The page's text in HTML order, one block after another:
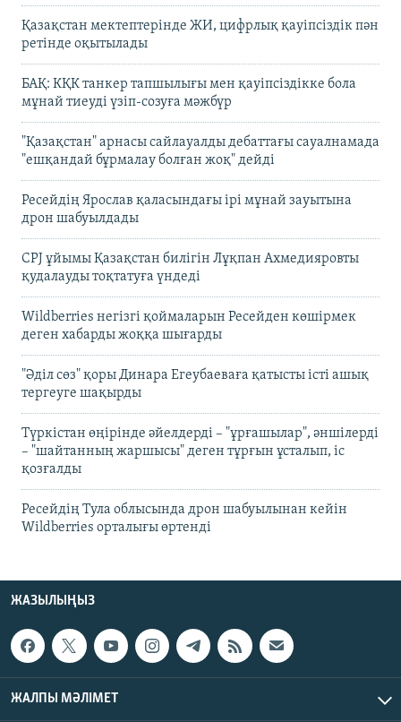
Қазақстан мектептерінде ЖИ, цифрлық қауіпсіздік пән
ретінде оқытылады
БАҚ: КҚК танкер тапшылығы мен қауіпсіздікке бола
мұнай тиеуді үзіп-созуға мәжбүр
"Қазақстан" арнасы сайлауалды дебаттағы сауалнамада
"ешқандай бұрмалау болған жоқ" дейді
Ресейдің Ярослав қаласындағы ірі мұнай зауытына
дрон шабуылдады
CPJ ұйымы Қазақстан билігін Лұқпан Ахмедияровты
қудалауды тоқтатуға үндеді
Wildberries негізгі қоймаларын Ресейден көшірмек
деген хабарды жоққа шығарды
"Әділ сөз" қоры Динара Егеубаеваға қатысты істі ашық
тергеуге шақырды
Түркістан өңірінде әйелдерді – "ұрғашылар", әншілерді
– "шайтанның жаршысы" деген тұрғын ұсталып, іс
қозғалды
Ресейдің Тула облысында дрон шабуылынан кейін
Wildberries орталығы өртенді
ЖАЗЫЛЫҢЫЗ
ЖАЛПЫ МӘЛІМЕТ